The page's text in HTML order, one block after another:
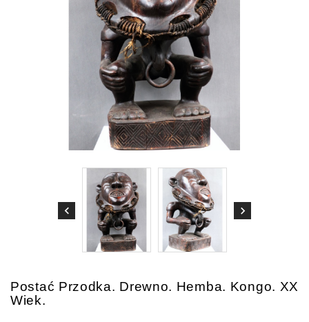
Postać Przodka. Drewno. Hemba. Kongo. XX
Wiek.